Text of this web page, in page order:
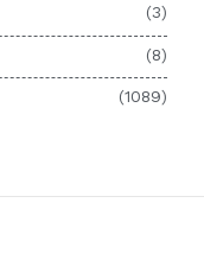
(3)
(8)
(1089)